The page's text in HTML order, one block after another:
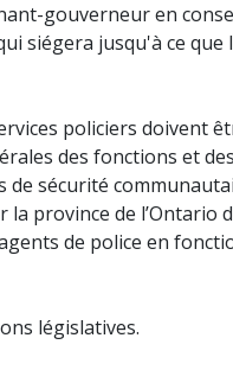
gouverneur en
siégera jusqu'à ce
policiers doivent
des fonctions et
sécurité
province de l’Ontario
de police en
législatives.